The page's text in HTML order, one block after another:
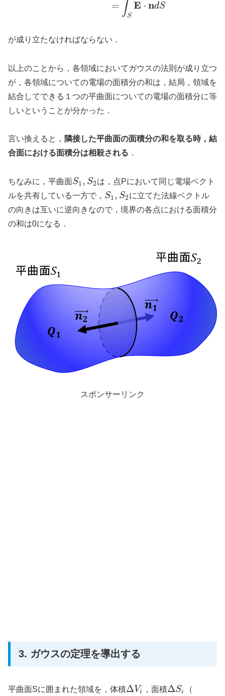
= ∫S
E ⋅ ndS
が成り立たなければならない．
以上のことから，各領域においてガウスの法則が成り立つ
が，各領域についての電場の面積分の和は，結局，領域を
結合してできる１つの平曲面についての電場の面積分に等
しいということが分かった．
言い換えると， 隣接した平曲面の面積分の和を取る時，結
合面における面積分は相殺される ．
ちなみに，平曲面S1, S2は，点Pにおいて同じ電場ベクト
ルを共有している一方で， S1, S2に立てた法線ベクトル
の向きは互いに逆向きなので，境界の各点における面積分
の和は0になる．
スポンサーリンク
3. ガウスの定理を導出する
平曲面Sに囲まれた領域を，体積ΔVi ，面積ΔSi （